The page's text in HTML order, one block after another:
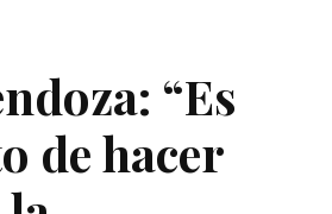
“Es
de hacer